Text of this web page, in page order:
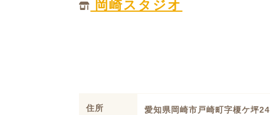
岡崎スタジオ
住所 愛知県岡崎市戸崎町字榎ケ坪24